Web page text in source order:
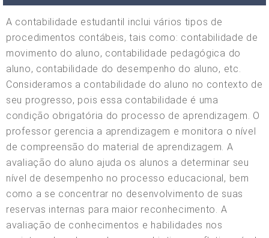
A contabilidade estudantil inclui vários tipos de
procedimentos contábeis, tais como: contabilidade de
movimento do aluno, contabilidade pedagógica do
aluno, contabilidade do desempenho do aluno, etc.
Consideramos a contabilidade do aluno no contexto de
seu progresso, pois essa contabilidade é uma
condição obrigatória do processo de aprendizagem. O
professor gerencia a aprendizagem e monitora o nível
de compreensão do material de aprendizagem. A
avaliação do aluno ajuda os alunos a determinar seu
nível de desempenho no processo educacional, bem
como a se concentrar no desenvolvimento de suas
reservas internas para maior reconhecimento. A
avaliação de conhecimentos e habilidades nos